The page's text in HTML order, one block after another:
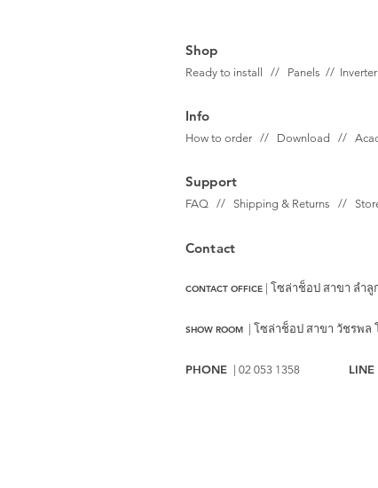
Shop
Ready to install // Panels //
Info
How to order // Download //
Support
FAQ // Shipping & Returns //
Contact
CONTACT OFFICE | โซล่าช็อป สาขา ลำลู
SHOW ROOM โซล่าช็อป สาขา วัชรพล
PHONE | 02 053 1358 LINE